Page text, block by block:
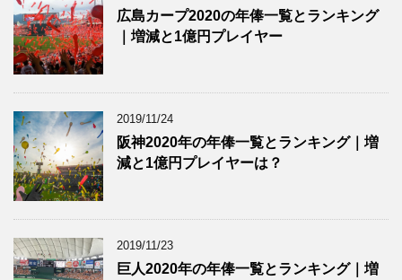
広島カープ2020の年俸一覧とランキング
｜増減と1億円プレイヤー
2019/11/24
阪神2020年の年俸一覧とランキング｜増
減と1億円プレイヤーは？
2019/11/23
巨人2020年の年俸一覧とランキング｜増